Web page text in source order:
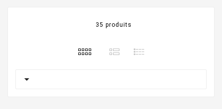
35 produits
